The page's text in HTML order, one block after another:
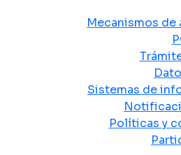
Mecanismos
Sistemas de
Políticas y